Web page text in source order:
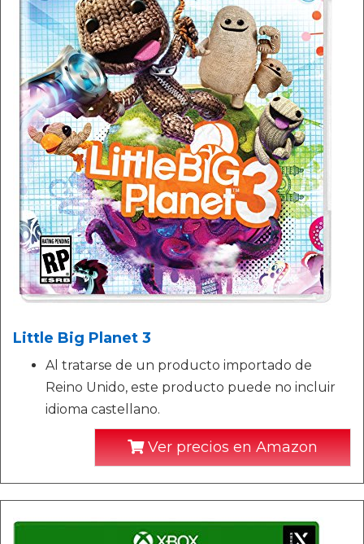
Little Big Planet 3
Al tratarse de un producto importado de
Reino Unido, este producto puede no incluir
idioma castellano.
Ver precios en Amazon